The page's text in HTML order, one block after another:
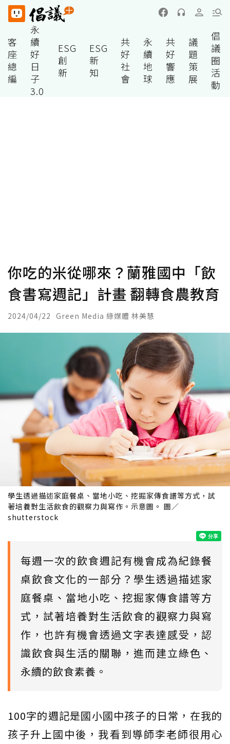
客
座
總
編
永
續
好
日
子
3.0
ESG
創
新
ESG
新
知
共
好
社
會
永
續
地
球
共
好
響
應
議
題
策
展
倡
議
圈
活
動
你吃的米從哪來？蘭雅國中「飲
食書寫週記」計畫 翻轉食農教育
2024/04/22 Green Media 綠媒體 林美慧
學生透過描述家庭餐桌、當地小吃、挖掘家傳食譜等方式，試
著培養對生活飲食的觀察力與寫作。示意圖。 圖／
shutterstock
每週一次的飲食週記有機會成為紀錄餐
桌飲食文化的一部分？學生透過描述家
庭餐桌、當地小吃、挖掘家傳食譜等方
式，試著培養對生活飲食的觀察力與寫
作，也許有機會透過文字表達感受，認
識飲食與生活的關聯，進而建立綠色、
永續的飲食素養。
100字的週記是國小國中孩子的日常，在我的
孩子升上國中後，我看到導師李老師很用心